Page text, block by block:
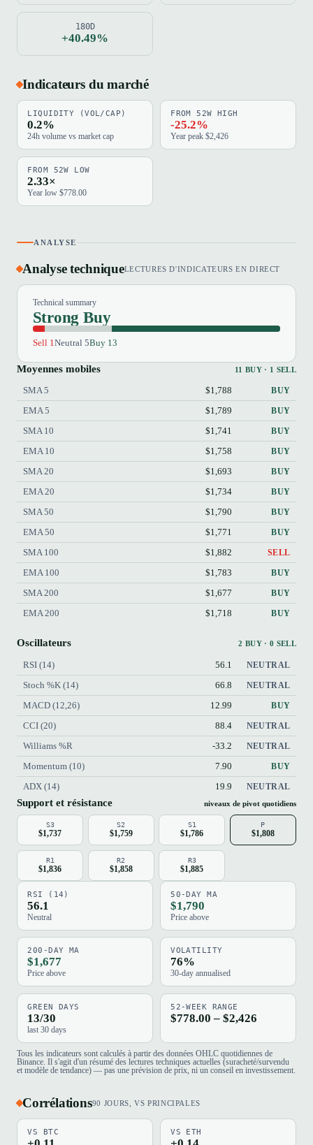
180D
+40.49%
Indicateurs du marché
LIQUIDITY (VOL/CAP)
0.2%
24h volume vs market cap
FROM 52W HIGH
-25.2%
Year peak $2,426
FROM 52W LOW
2.33×
Year low $778.00
ANALYSE
Analyse techniqueLECTURES D'INDICATEURS EN DIRECT
Technical summary
Strong Buy
Sell 1Neutral 5Buy 13
Moyennes mobiles 11 BUY · 1 SELL
SMA 5 $1,788 BUY
EMA 5 $1,789 BUY
SMA 10 $1,741 BUY
EMA 10 $1,758 BUY
SMA 20 $1,693 BUY
EMA 20 $1,734 BUY
SMA 50 $1,790 BUY
EMA 50 $1,771 BUY
SMA 100 $1,882 SELL
EMA 100 $1,783 BUY
SMA 200 $1,677 BUY
EMA 200 $1,718 BUY
Oscillateurs 2 BUY · 0 SELL
RSI (14) 56.1 NEUTRAL
Stoch %K (14) 66.8 NEUTRAL
MACD (12,26) 12.99 BUY
CCI (20) 88.4 NEUTRAL
Williams %R -33.2 NEUTRAL
Momentum (10) 7.90 BUY
ADX (14) 19.9 NEUTRAL
Support et résistance niveaux de pivot quotidiens
S3
$1,737
S2
$1,759
S1
$1,786
P
$1,808
R1
$1,836
R2
$1,858
R3
$1,885
RSI (14)
56.1
Neutral
50-DAY MA
$1,790
Price above
200-DAY MA
$1,677
Price above
VOLATILITY
76%
30-day annualised
GREEN DAYS
13/30
last 30 days
52-WEEK RANGE
$778.00 – $2,426
Tous les indicateurs sont calculés à partir des données OHLC quotidiennes de
Binance. Il s'agit d'un résumé des lectures techniques actuelles (suracheté/survendu
et modèle de tendance) — pas une prévision de prix, ni un conseil en investissement.
Corrélations90 JOURS, VS PRINCIPALES
VS BTC VS ETH